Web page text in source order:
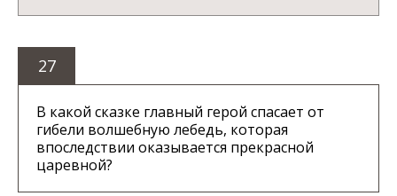
27
В какой сказке главный герой спасает от
гибели волшебную лебедь, которая
впоследствии оказывается прекрасной
царевной?